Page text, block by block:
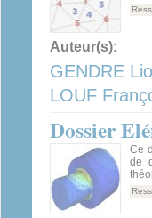
Auteur(s):
GENDRE
LOUF
Dossier
Ce
de